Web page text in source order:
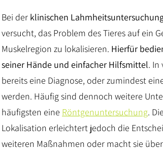
Bei der klinischen
versucht, das Problem des Tieres auf ein
Muskelregion zu lokalisieren. Hierfür
seiner Hände und einfacher Hilfsmittel. In
bereits eine Diagnose, oder zumindest
werden. Häufig sind dennoch weitere
häufigsten eine Röntgenuntersuchung.
Lokalisation erleichtert jedoch die
weiteren Maßnahmen oder macht sie